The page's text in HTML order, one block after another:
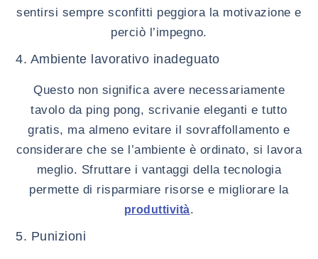
sentirsi sempre sconfitti peggiora la motivazione e
perciò l’impegno.
4. Ambiente lavorativo inadeguato
Questo non significa avere necessariamente
tavolo da ping pong, scrivanie eleganti e tutto
gratis, ma almeno evitare il sovraffollamento e
considerare che se l’ambiente è ordinato, si lavora
meglio. Sfruttare i vantaggi della tecnologia
permette di risparmiare risorse e migliorare la
produttività.
5. Punizioni